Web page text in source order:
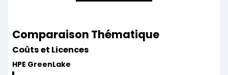
Comparaison Thématique
Coûts et Licences
HPE GreenLake